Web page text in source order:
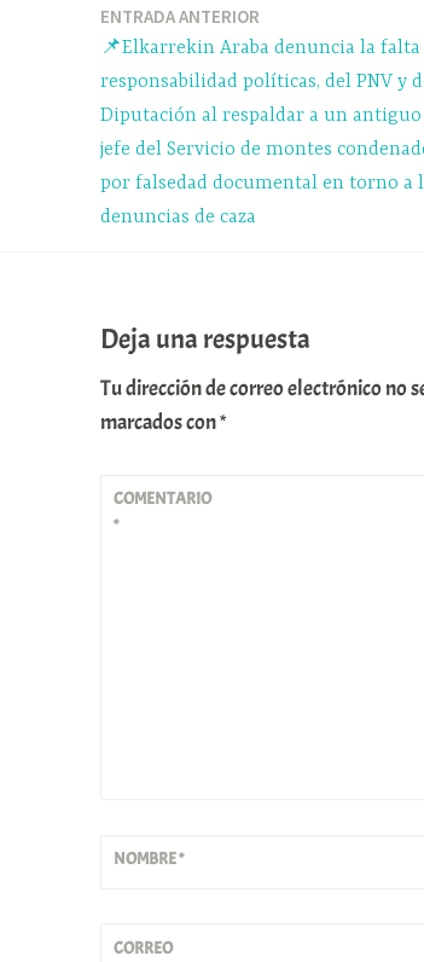
pp rti
r
ENTRADA ANTERIOR
📌Elkarrekin Araba denuncia la falta
responsabilidad políticas, del PNV y
Diputación al respaldar a un antiguo
jefe del Servicio de montes
por falsedad documental en torno a
denuncias de caza
Deja una respuesta
Tu dirección de correo electrónico no
marcados con*
COMENTARIO
*
NOMBRE*
CORREO